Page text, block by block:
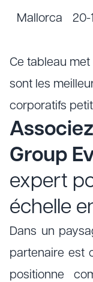
Mallorca 20-
Ce tableau
sont les
corporatifs
Group
expert
échelle
Dans un
partenaire est
positionne